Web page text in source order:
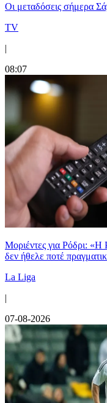
Οι μεταδόσεις σήμερα
TV
|
08:07
Μοριέντες για Ρόδρι: «Η
δεν ήθελε ποτέ
La Liga
|
07-08-2026